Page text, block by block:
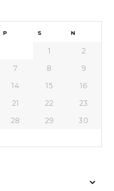
P S N
1
2
7 8
9
14 15
16
21 22
23
28 29
30